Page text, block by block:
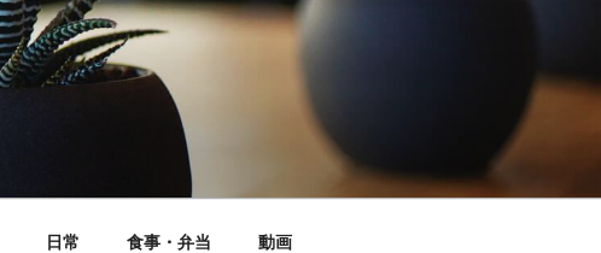
日常 食事・弁当 動画